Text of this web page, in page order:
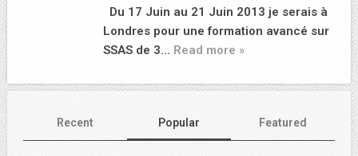
Du 17 Juin au 21 Juin 2013 je serais à
Londres pour une formation avancé sur
SSAS de 3… Read more »
Recent Popular Featured